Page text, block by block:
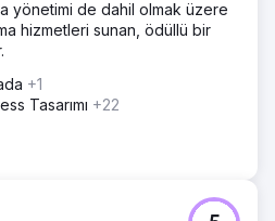
yönetimi de dahil olmak üzere
hizmetleri sunan, ödüllü bir
+1
Tasarımı +22